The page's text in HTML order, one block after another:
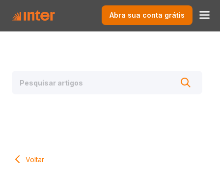
Abra sua conta grátis
Voltar